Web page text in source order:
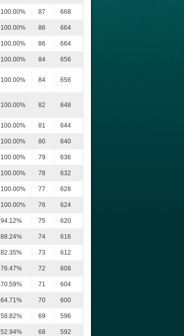
100.00% 87 668
100.00% 86 664
100.00% 86 664
100.00% 84 656
100.00% 84 656
100.00% 82 648
100.00% 81 644
100.00% 80 640
100.00% 79 636
100.00% 78 632
100.00% 77 628
100.00% 76 624
94.12% 75 620
88.24% 74 616
82.35% 73 612
76.47% 72 608
70.59% 71 604
64.71% 70 600
58.82% 69 596
52.94% 68 592